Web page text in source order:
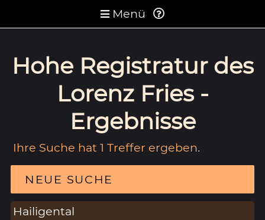
Menü
Hohe Registratur des
Lorenz Fries -
Ergebnisse
Ihre Suche hat 1 Treffer ergeben.
NEUE SUCHE
Hailigental